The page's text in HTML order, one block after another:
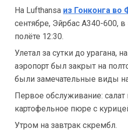
На Lufthansa из Гонконга во
сентябре, Эйрбас A340-600,
полёте 12:30.
Улетал за сутки до урагана,
аэропорт был закрыт на
были замечательные виды
Первое обслуживание: салат
картофельное пюре с
Утром на завтрак скрембл.